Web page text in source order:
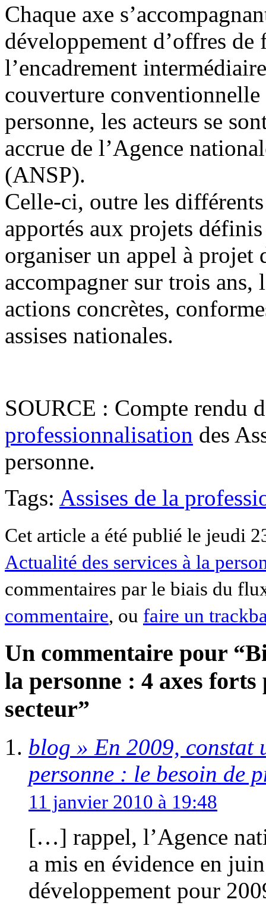
Chaque axe
développement d’offres de
l’encadrement
couverture conventionnelle
personne, les acteurs se
accrue de l’Agence
(ANSP).
Celle-ci, outre les
apportés aux projets définis
organiser un appel à projet
accompagner sur trois ans,
actions concrètes,
assises nationales.
SOURCE : Compte rendu
professionnalisation des
personne.
Tags: Assises de la
Cet article a été publié le jeudi
Actualité des services à la
commentaires par le biais du
commentaire, ou faire un
Un commentaire pour
la personne : 4 axes
secteur”
blog » En 2009, constat
personne : le besoin de
11 janvier 2010 à 19:48
[…] rappel, l’Agence
a mis en évidence en
développement pour